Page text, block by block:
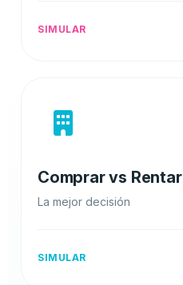
SIMULAR
Comprar vs Rentar
La mejor decisión
SIMULAR